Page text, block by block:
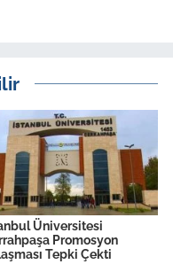
Üniversitesi
Promosyon
Tepki Çekti